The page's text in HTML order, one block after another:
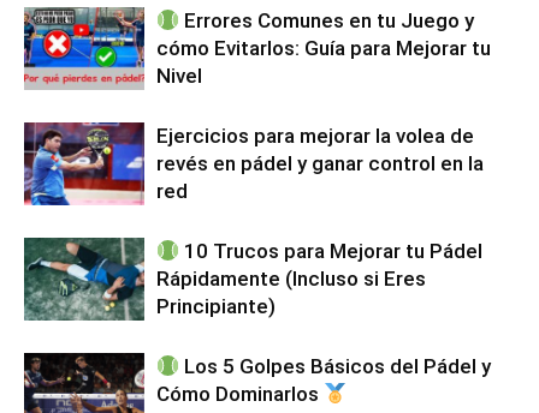
Errores Comunes en tu Juego y
cómo Evitarlos: Guía para Mejorar tu
Nivel
Ejercicios para mejorar la volea de
revés en pádel y ganar control en la
red
10 Trucos para Mejorar tu Pádel
Rápidamente (Incluso si Eres
Principiante)
Los 5 Golpes Básicos del Pádel y
Cómo Dominarlos